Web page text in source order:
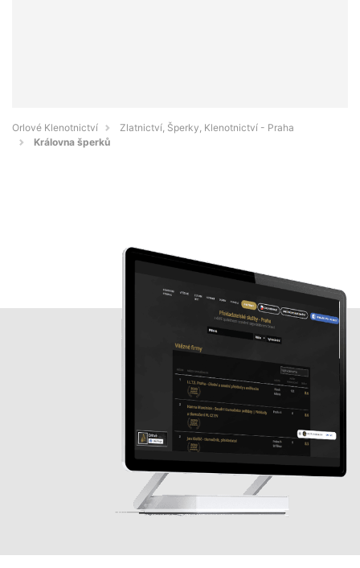
Orlové Klenotnictví
Zlatnictví, Šperky, Klenotnictví - Praha
Královna šperků